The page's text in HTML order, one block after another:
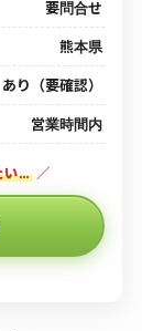
要問合せ
熊本県
あり（要確認）
営業時間内
い… ／